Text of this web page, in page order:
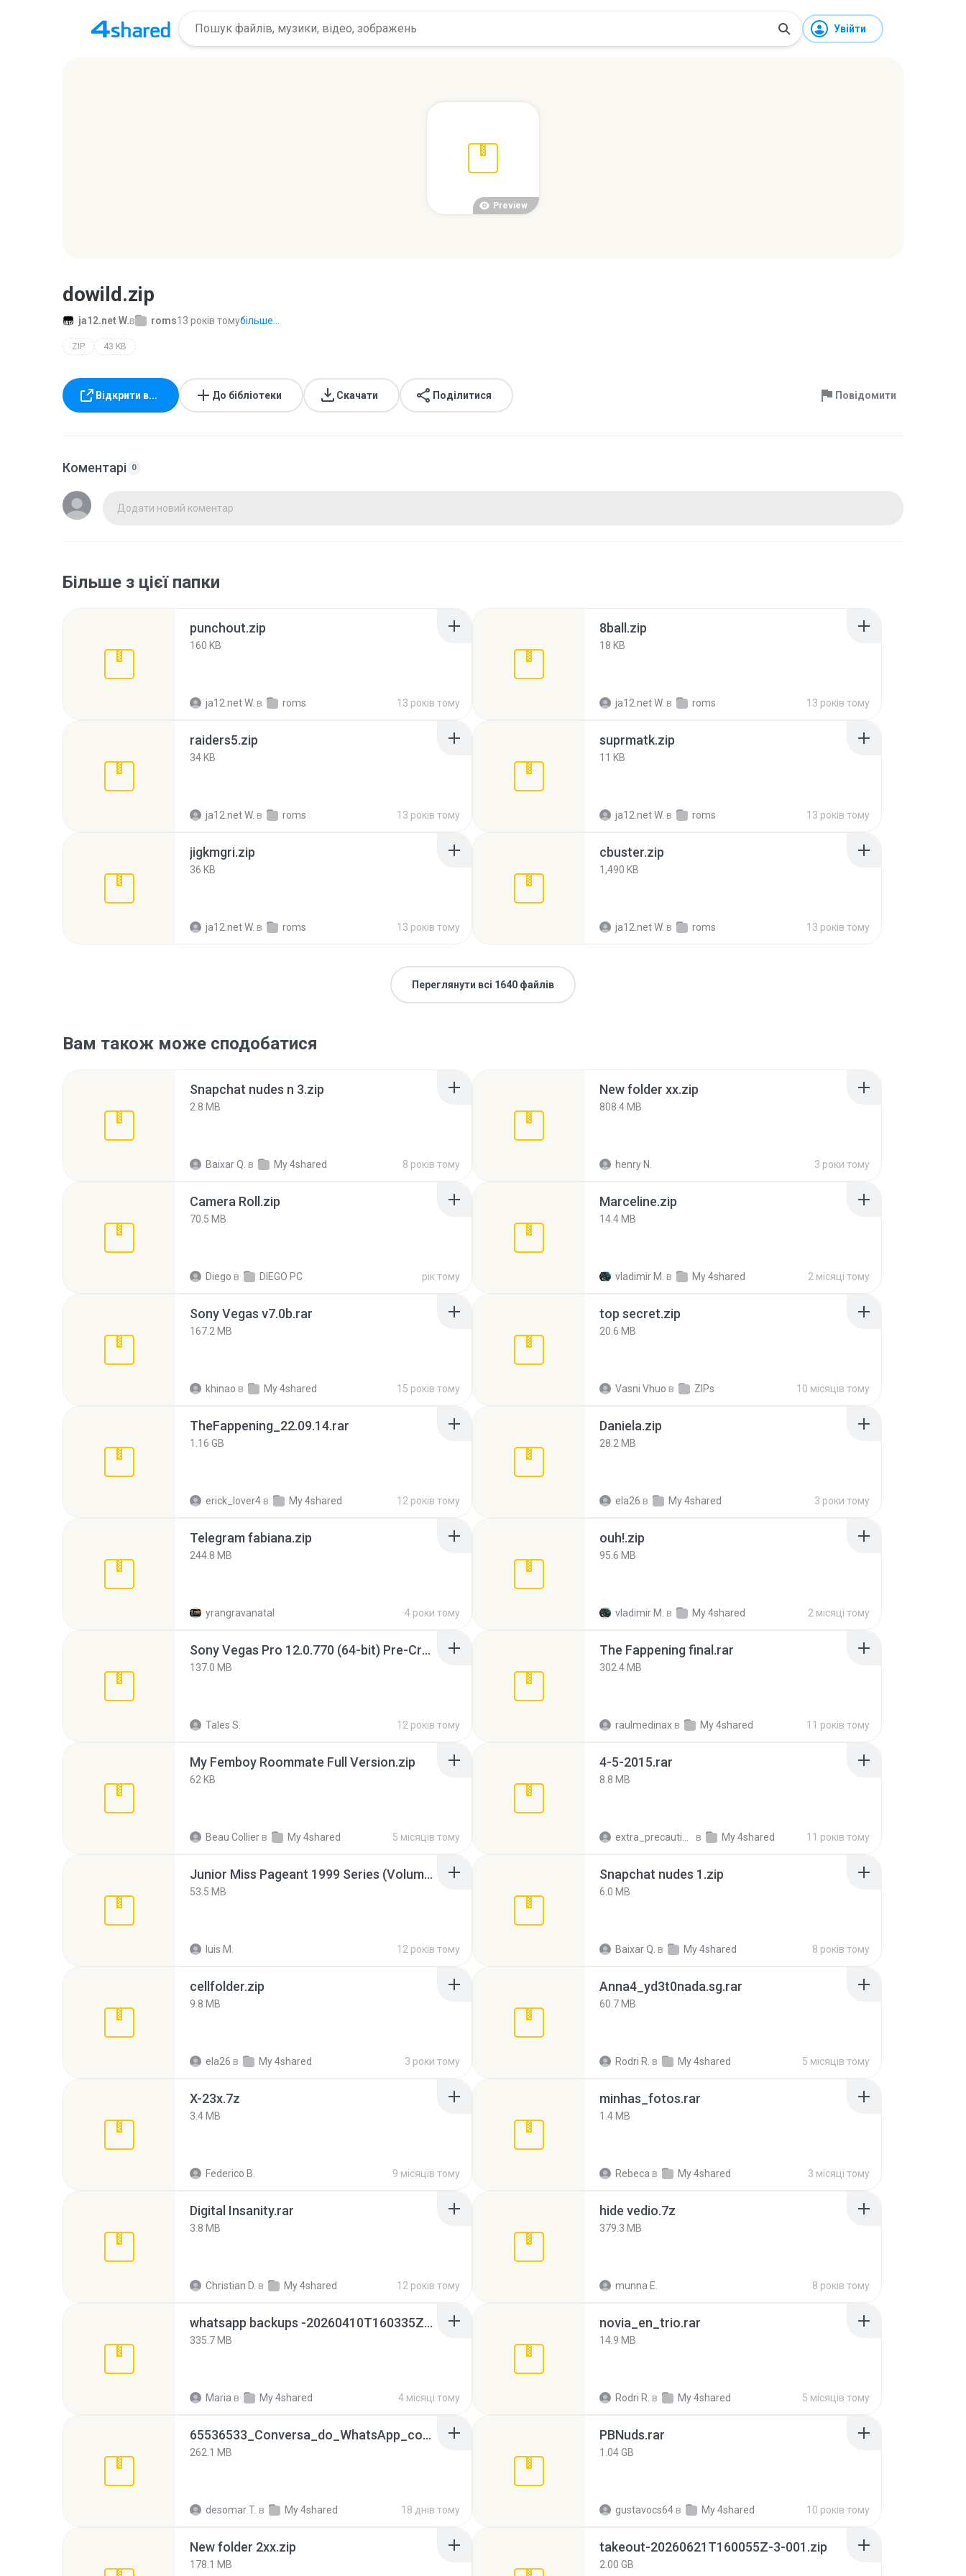
Увійти
Preview
dowild.zip
ja12.net W.в roms13 років томубільше...
ZIP 43 KB
Відкрити в... До бібліотеки Скачати Поділитися Повідомити
Коментарі 0
Додати новий коментар
Більше з цієї папки
punchout.zip
160 KB
ja12.net W. в roms 13 років тому
8ball.zip
18 KB
ja12.net W. в roms 13 років тому
raiders5.zip
34 KB
ja12.net W. в roms 13 років тому
suprmatk.zip
11 KB
ja12.net W. в roms 13 років тому
jigkmgri.zip
36 KB
ja12.net W. в roms 13 років тому
cbuster.zip
1,490 KB
ja12.net W. в roms 13 років тому
Переглянути всі 1640 файлів
Вам також може сподобатися
Snapchat nudes n 3.zip
2.8 MB
Baixar Q. в My 4shared 8 років тому
New folder xx.zip
808.4 MB
henry N. 3 роки тому
Camera Roll.zip
70.5 MB
Diego в DIEGO PC рік тому
Marceline.zip
14.4 MB
vladimir M. в My 4shared 2 місяці тому
Sony Vegas v7.0b.rar
167.2 MB
khinao в My 4shared 15 років тому
top secret.zip
20.6 MB
Vasni Vhuo в ZIPs 10 місяців тому
TheFappening_22.09.14.rar
1.16 GB
erick_lover4 в My 4shared 12 років тому
Daniela.zip
28.2 MB
ela26 в My 4shared 3 роки тому
Telegram fabiana.zip
244.8 MB
yrangravanatal 4 роки тому
ouh!.zip
95.6 MB
vladimir M. в My 4shared 2 місяці тому
Sony Vegas Pro 12.0.770 (64-bit) Pre-Cracked.zip
137.0 MB
Tales S. 12 років тому
The Fappening final.rar
302.4 MB
raulmedinax в My 4shared 11 років тому
My Femboy Roommate Full Version.zip
62 KB
Beau Collier в My 4shared 5 місяців тому
4-5-2015.rar
8.8 MB
в My 4shared 11 років тому
Junior Miss Pageant 1999 Series (Volume I Part I NC 6).7z
53.5 MB
luis M. 12 років тому
Snapchat nudes 1.zip
6.0 MB
Baixar Q. в My 4shared 8 років тому
cellfolder.zip
9.8 MB
ela26 в My 4shared 3 роки тому
Anna4_yd3t0nada.sg.rar
60.7 MB
Rodri R. в My 4shared 5 місяців тому
X-23x.7z
3.4 MB
Federico B. 9 місяців тому
minhas_fotos.rar
1.4 MB
Rebeca в My 4shared 3 місяці тому
Digital Insanity.rar
3.8 MB
Christian D. в My 4shared 12 років тому
hide vedio.7z
379.3 MB
munna E. 8 років тому
whatsapp backups -20260410T160335Z-3-001.zip
335.7 MB
Maria в My 4shared 4 місяці тому
novia_en_trio.rar
14.9 MB
Rodri R. в My 4shared 5 місяців тому
65536533_Conversa_do_WhatsApp_com_Meu_Esposo.zip
262.1 MB
desomar T. в My 4shared 18 днів тому
PBNuds.rar
1.04 GB
gustavocs64 в My 4shared 10 років тому
New folder 2xx.zip
178.1 MB
takeout-20260621T160055Z-3-001.zip
2.00 GB